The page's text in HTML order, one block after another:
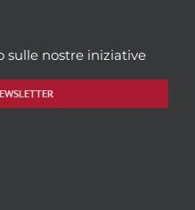
sulle nostre iniziative